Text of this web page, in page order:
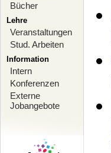
Bücher
Lehre
Veranstaltungen
Stud. Arbeiten
Information
Intern
Konferenzen
Externe
Jobangebote